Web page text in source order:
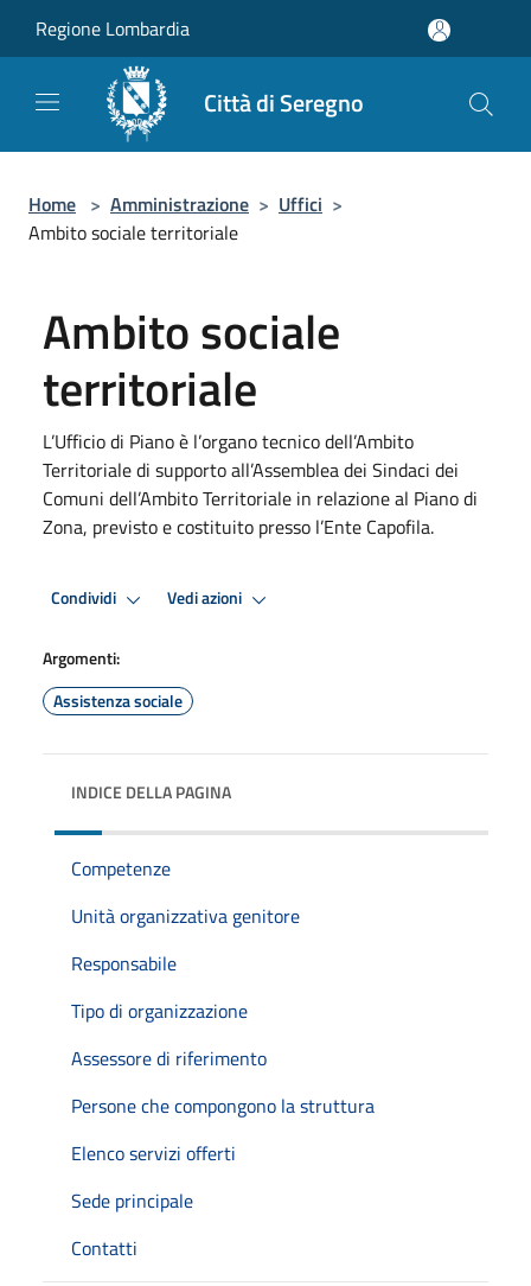
Regione Lombardia
Città di Seregno
Home > Amministrazione > Uffici >
Ambito sociale territoriale
Ambito sociale
territoriale
L’Ufficio di Piano è l’organo tecnico dell’Ambito
Territoriale di supporto all’Assemblea dei Sindaci dei
Comuni dell’Ambito Territoriale in relazione al Piano di
Zona, previsto e costituito presso l’Ente Capofila.
Condividi Vedi azioni
Argomenti:
Assistenza sociale
INDICE DELLA PAGINA
Competenze
Unità organizzativa genitore
Responsabile
Tipo di organizzazione
Assessore di riferimento
Persone che compongono la struttura
Elenco servizi offerti
Sede principale
Contatti